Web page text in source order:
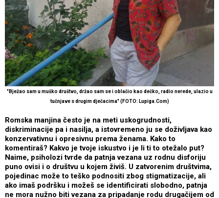
"Bježao sam u muško društvo, držao sam se i oblačio kao dečko, radio nerede, ulazio u
tučnjave s drugim dječacima" (FOTO: Lupiga.Com)
Romska manjina često je na meti uskogrudnosti,
diskriminacije pa i nasilja, a istovremeno ju se doživljava kao
konzervativnu i opresivnu prema ženama. Kako to
komentiraš? Kakvo je tvoje iskustvo i je li ti to otežalo put?
Naime, psiholozi tvrde da patnja vezana uz rodnu disforiju
puno ovisi i o društvu u kojem živiš. U zatvorenim društvima,
pojedinac može to teško podnositi zbog stigmatizacije, ali
ako imaš podršku i možeš se identificirati slobodno, patnja
ne mora nužno biti vezana za pripadanje rodu drugačijem od